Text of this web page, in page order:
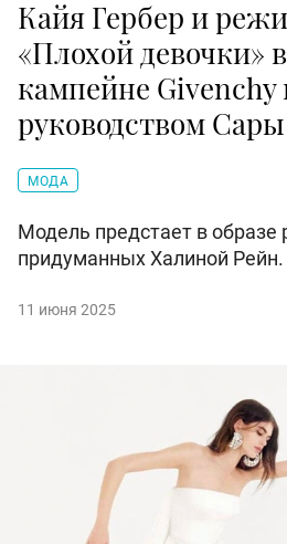
Кайя Гербер и
«Плохой девочки»
кампейне Givenchy
руководством
МОДА
Модель предстает в образе
придуманных Халиной Рейн.
11 июня 2025